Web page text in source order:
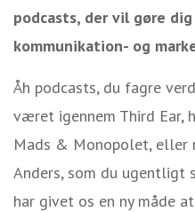
podcasts, der vil gøre
kommunikation- og
Åh podcasts, du fagre
været igennem Third Ear,
Mads & Monopolet, eller
Anders, som du
har givet os en ny måde